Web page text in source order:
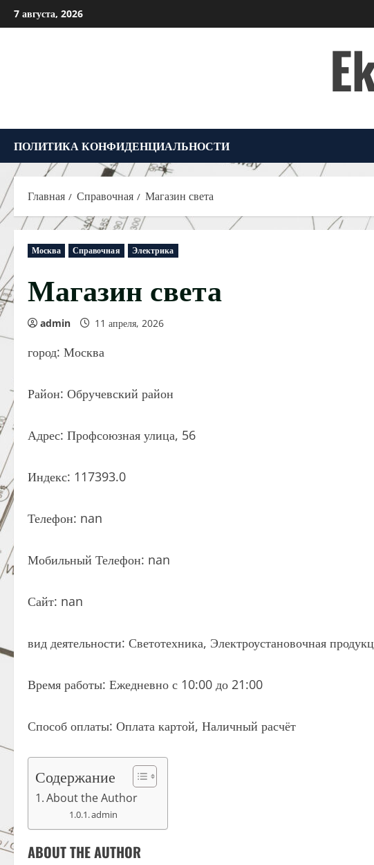
Перейти
к
7 августа, 2026
ПОЛИТИКА КОНФИДЕНЦИАЛЬНОСТИ
Главная Справочная Магазин света
Москва Справочная Электрика
Магазин света
admin 11 апреля, 2026
город: Москва
Район: Обручевский район
Адрес: Профсоюзная улица, 56
Индекс: 117393.0
Телефон: nan
Мобильный Телефон: nan
Сайт: nan
вид деятельности: Светотехника, Электроустановочная
Время работы: Ежедневно с 10:00 до 21:00
Способ оплаты: Оплата картой, Наличный расчёт
Содержание
About the Author
admin
ABOUT THE AUTHOR